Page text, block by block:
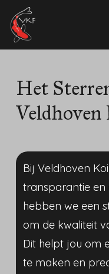
main
Het
Veldhoven
Bij Veldhoven
transparantie en
hebben we een
om de kwaliteit
Dit helpt jou om
te maken en